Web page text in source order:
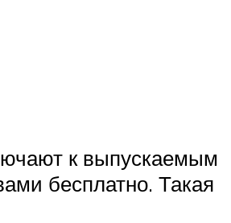
к выпускаемым
бесплатно. Такая